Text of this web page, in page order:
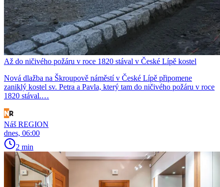
Až do ničivého požáru v roce 1820 stával v České Lípě kostel
Nová dlažba na Škroupově náměstí v České Lípě připomene
zaniklý kostel sv. Petra a Pavla, který tam do ničivého požáru v roce
1820 stával.…
Náš REGION
dnes, 06:00
2 min